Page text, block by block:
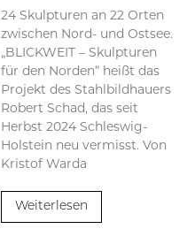
24 Skulpturen an 22 Orten
zwischen Nord- und Ostsee.
„BLICKWEIT – Skulpturen
für den Norden“ heißt das
Projekt des Stahlbildhauers
Robert Schad, das seit
Herbst 2024 Schleswig-
Holstein neu vermisst. Von
Kristof Warda
Weiterlesen